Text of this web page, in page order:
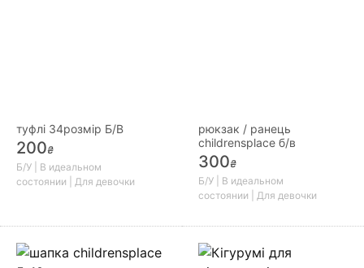
туфлі 34розмір Б/В
200₴
Б/У | В идеальном
состоянии | Для девочки
рюкзак / ранець
childrensplace б/в
300₴
Б/У | В идеальном
состоянии | Для девочки